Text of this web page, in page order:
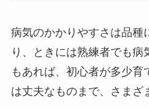
病気のかかりやすさは品種
り、ときには熟練者でも
もあれば、初心者が多少育
は丈夫なものまで、さまざ